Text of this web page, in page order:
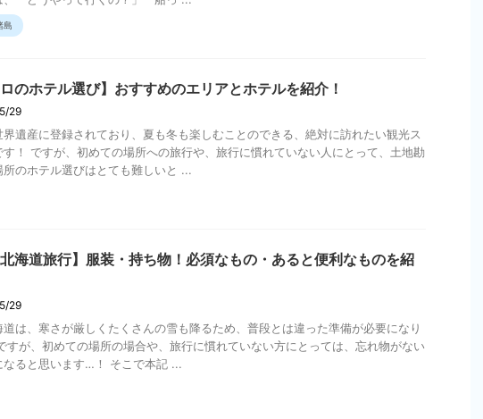
島
ロのホテル選び】おすすめのエリアとホテルを紹介！
29
界遺産に登録されており、夏も冬も楽しむことのできる、絶対に訪れたい観光ス
す！ ですが、初めての場所への旅行や、旅行に慣れていない人にとって、土地勘
所のホテル選びはとても難しいと ...
北海道旅行】服装・持ち物！必須なもの・あると便利なものを紹
29
道は、寒さが厳しくたくさんの雪も降るため、普段とは違った準備が必要になり
すが、初めての場所の場合や、旅行に慣れていない方にとっては、忘れ物がない
なると思います…！ そこで本記 ...